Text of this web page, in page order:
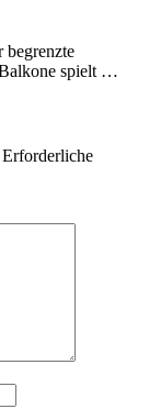
begrenzte
Balkone spielt …
Erforderliche